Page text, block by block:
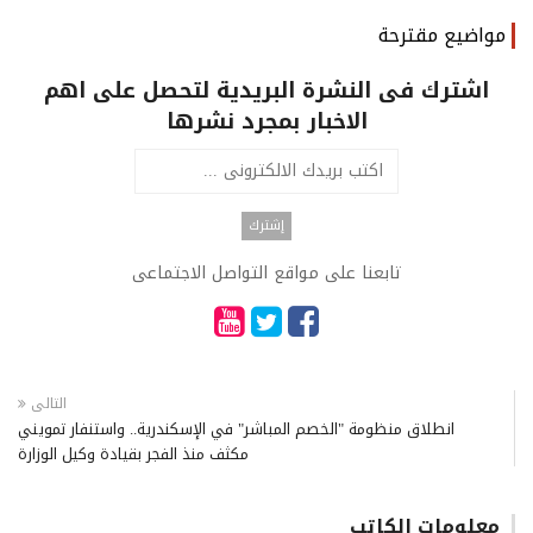
مواضيع مقترحة
اشترك فى النشرة البريدية لتحصل على اهم
الاخبار بمجرد نشرها
تابعنا على مواقع التواصل الاجتماعى
التالى
انطلاق منظومة "الخصم المباشر" في الإسكندرية.. واستنفار تمويني
مكثف منذ الفجر بقيادة وكيل الوزارة